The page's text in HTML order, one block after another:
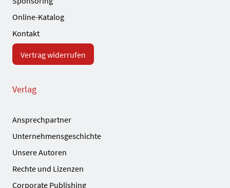
Online-Katalog
Kontakt
Vertrag widerrufen
Verlag
Ansprechpartner
Unternehmensgeschichte
Unsere Autoren
Rechte und Lizenzen
Corporate Publishing